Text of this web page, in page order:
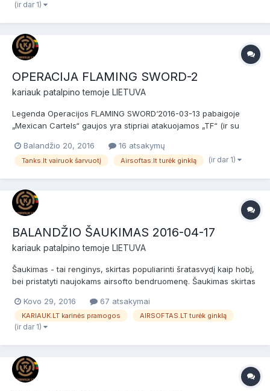
(ir dar 1)
OPERACIJA FLAMING SWORD-2
kariauk patalpino temoje LIETUVA
Legenda Operacijos FLAMING SWORD‘2016-03-13 pabaigoje
„Mexican Cartels“ gaujos yra stipriai atakuojamos „TF“ (ir su
didelių nuostolių ir išstumiamos iš savo veiklos rajono.
Narkobaronas El Čudo su jam ištikimų „Mex...
Balandžio 20, 2016 16 atsakymų
Tanks.lt vairuok šarvuotį Airsoftas.lt turėk ginklą (ir dar 1)
BALANDŽIO ŠAUKIMAS 2016-04-17
kariauk patalpino temoje LIETUVA
Šaukimas - tai renginys, skirtas populiarinti šratasvydį kaip hobį,
bei pristatyti naujokams airsofto bendruomenę. Šaukimas skirtas
komandoms. Prieš žaidimą bus NEMOKAMI dviejų valandų
baziniai kariniai mokymai, po jų žaidimas. Da...
Kovo 29, 2016 67 atsakymai
KARIAUK.LT karinės pramogos AIRSOFTAS.LT turėk ginklą
(ir dar 1)